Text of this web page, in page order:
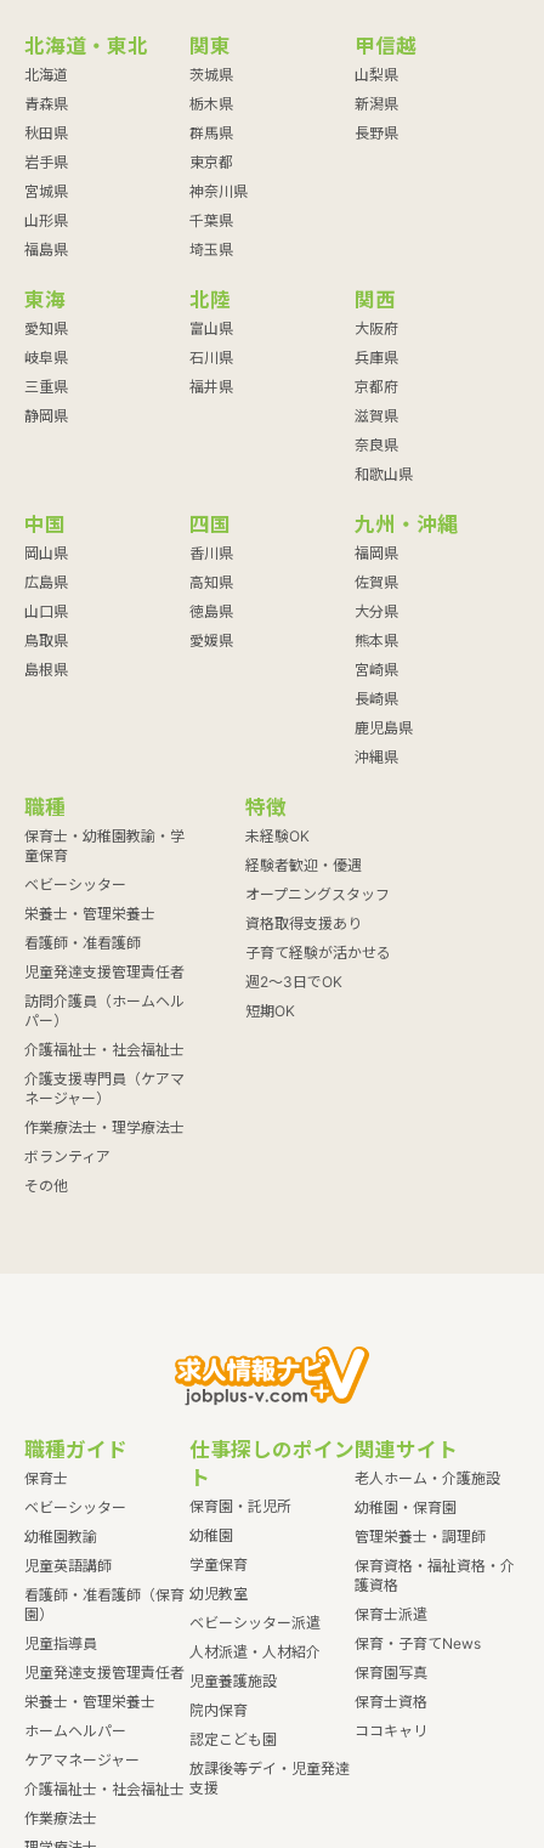
北海道・東北
北海道
青森県
秋田県
岩手県
宮城県
山形県
福島県
関東
茨城県
栃木県
群馬県
東京都
神奈川県
千葉県
埼玉県
甲信越
山梨県
新潟県
長野県
東海
愛知県
岐阜県
三重県
静岡県
北陸
富山県
石川県
福井県
関西
大阪府
兵庫県
京都府
滋賀県
奈良県
和歌山県
中国
岡山県
広島県
山口県
鳥取県
島根県
四国
香川県
高知県
徳島県
愛媛県
九州・沖縄
福岡県
佐賀県
大分県
熊本県
宮崎県
長崎県
鹿児島県
沖縄県
職種
保育士・幼稚園教諭・学
童保育
ベビーシッター
栄養士・管理栄養士
看護師・准看護師
児童発達支援管理責任者
訪問介護員（ホームヘル
パー）
介護福祉士・社会福祉士
介護支援専門員（ケアマ
ネージャー）
作業療法士・理学療法士
ボランティア
その他
特徴
未経験OK
経験者歓迎・優遇
オープニングスタッフ
資格取得支援あり
子育て経験が活かせる
週2～3日でOK
短期OK
職種ガイド
保育士
ベビーシッター
幼稚園教諭
児童英語講師
看護師・准看護師（保育
園）
児童指導員
児童発達支援管理責任者
栄養士・管理栄養士
ホームヘルパー
ケアマネージャー
介護福祉士・社会福祉士
作業療法士
仕事探しのポイン
ト
保育園・託児所
幼稚園
学童保育
幼児教室
ベビーシッター派遣
人材派遣・人材紹介
児童養護施設
院内保育
認定こども園
放課後等デイ・児童発達
支援
関連サイト
老人ホーム・介護施設
幼稚園・保育園
管理栄養士・調理師
保育資格・福祉資格・介
護資格
保育士派遣
保育・子育てNews
保育園写真
保育士資格
ココキャリ